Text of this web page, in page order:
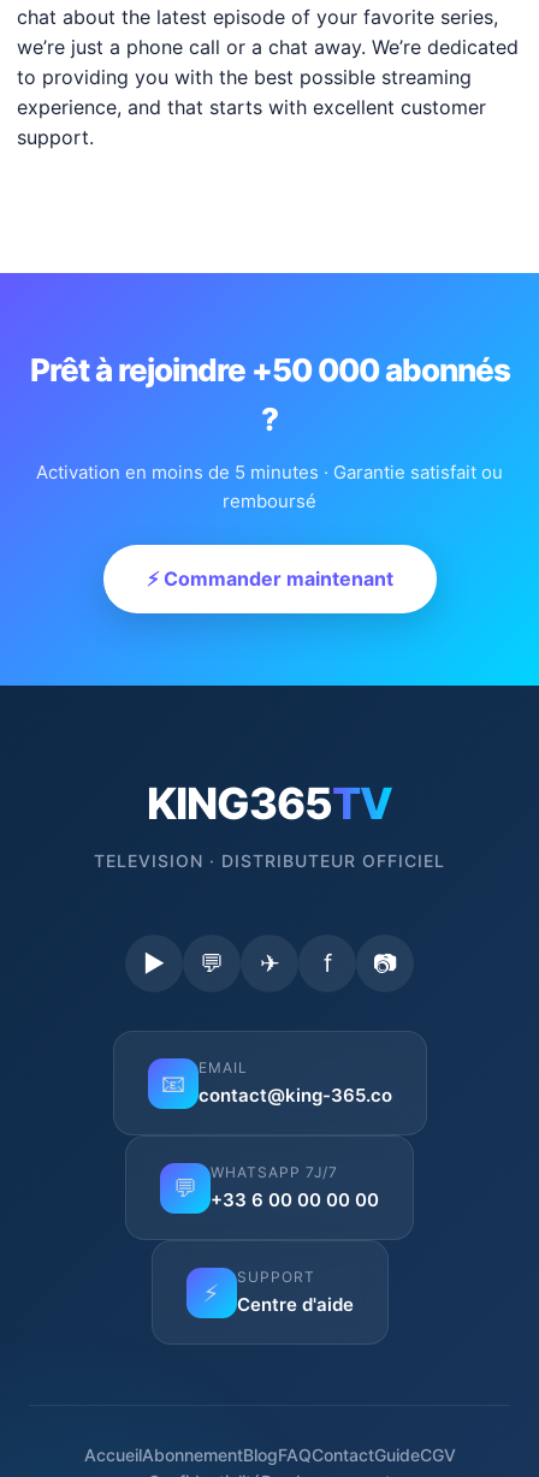
chat about the latest episode of your favorite series,
we’re just a phone call or a chat away. We’re dedicated
to providing you with the best possible streaming
experience, and that starts with excellent customer
support.
Prêt à rejoindre +50 000 abonnés
?
Activation en moins de 5 minutes · Garantie satisfait ou
remboursé
⚡ Commander maintenant
KING365TV
TELEVISION · DISTRIBUTEUR OFFICIEL
▶ 💬 ✈ f 📷
📧
EMAIL
contact@king-365.co
💬
WHATSAPP 7J/7
+33 6 00 00 00 00
⚡
SUPPORT
Centre d'aide
AccueilAbonnementBlogFAQContactGuideCGV